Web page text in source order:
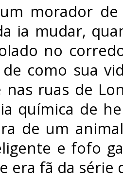
morador
ia mudar,
no
como sua
nas ruas de
química de
de um
e fofo
era fã da série